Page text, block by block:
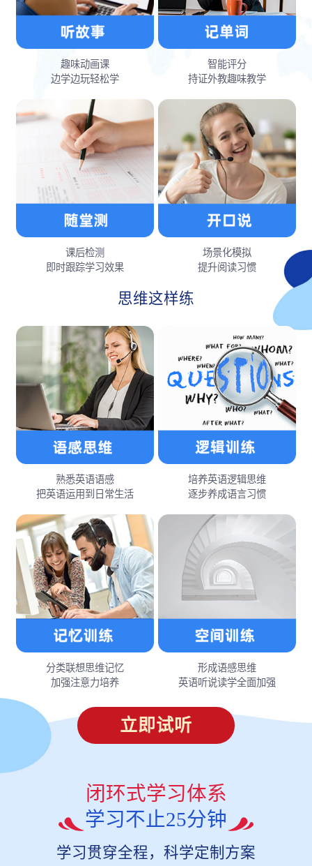
趣味动画课
边学边玩轻松学
智能评分
持证外教趣味教学
课后检测
即时跟踪学习效果
场景化模拟
提升阅读习惯
思维这样练
熟悉英语语感
把英语运用到日常生活
培养英语逻辑思维
逐步养成语言习惯
分类联想思维记忆
加强注意力培养
形成语感思维
英语听说读学全面加强
立即试听
闭环式学习体系
学习不止25分钟
学习贯穿全程，科学定制方案